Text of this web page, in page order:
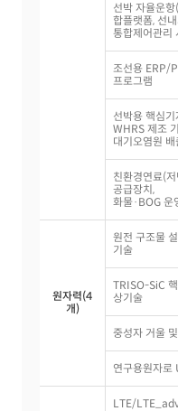
선박 자율운
합플랫폼, 선
통합제어관리
조선용 ERP/
프로그램
선박용 핵심
WHRS 제조
대기오염원
친환경연료(
공급장치,
화물·BOG 운
원자력(4
개)
원전 구조물
기술
TRISO-SiC
상기술
중성자 거울
연구용원자로
LTE/